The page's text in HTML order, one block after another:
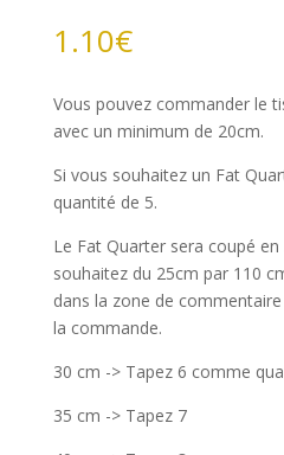
1.10€
Vous pouvez commander le
avec un minimum de 20cm.
Si vous souhaitez un Fat
quantité de 5.
Le Fat Quarter sera coupé
souhaitez du 25cm par 110
dans la zone de
la commande.
30 cm -> Tapez 6 comme
35 cm -> Tapez 7